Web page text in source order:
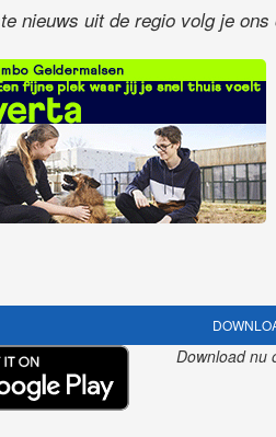
nieuws uit de regio volg je ons
Download nu